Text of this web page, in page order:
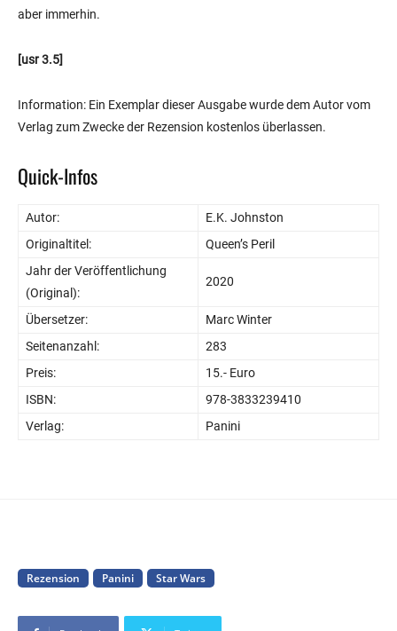
aber immerhin.
[usr 3.5]
Information: Ein Exemplar dieser Ausgabe wurde dem Autor vom
Verlag zum Zwecke der Rezension kostenlos überlassen.
Quick-Infos
Autor:
E.K. Johnston
Originaltitel:
Queen’s Peril
Jahr der Veröffentlichung
(Original):
2020
Übersetzer:
Marc Winter
Seitenanzahl:
283
Preis:
15.- Euro
ISBN:
978-3833239410
Verlag:
Panini
Rezension Panini Star Wars